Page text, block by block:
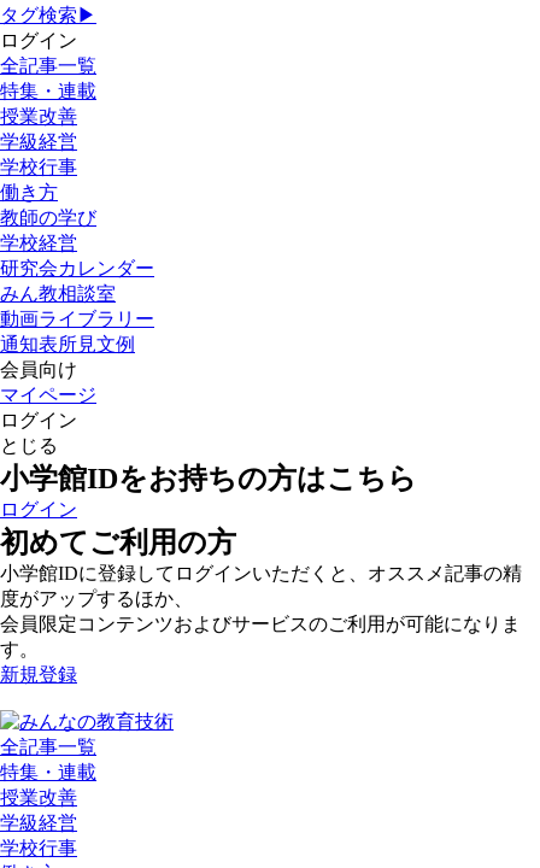
タグ検索▶
ログイン
全記事一覧
特集・連載
授業改善
学級経営
学校行事
働き方
教師の学び
学校経営
研究会カレンダー
みん教相談室
動画ライブラリー
通知表所見文例
会員向け
マイページ
ログイン
とじる
小学館IDをお持ちの方はこちら
ログイン
初めてご利用の方
小学館IDに登録してログインいただくと、オススメ記事の精
度がアップするほか、
会員限定コンテンツおよびサービスのご利用が可能になりま
す。
新規登録
全記事一覧
特集・連載
授業改善
学級経営
学校行事